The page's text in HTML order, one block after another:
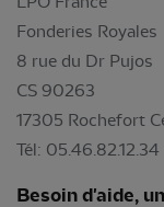
Fonderies Royales
8 rue du Dr Pujos
CS 90263
17305 Rochefort
Tél: 05.46.82.12.34
Besoin d'aide,